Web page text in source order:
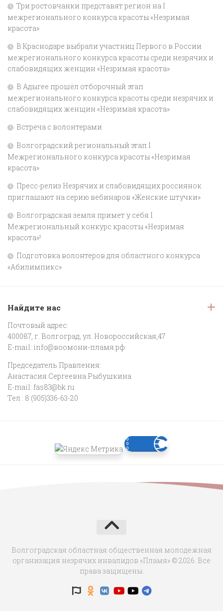
Три ростовчанки представят регион на I
межрегионального конкурса красоты «Незримая
красота»
В Краснодаре выбрали участниц Первого в России
межрегионального конкурса красоты среди незрячих и
слабовидящих женщин «Незримая красота»
В Адыгее прошёл отборочный этап
межрегионального конкурса красоты среди незрячих и
слабовидящих женщин «Незримая красота»
Встреча с волонтерами
Волгоградский региональный этап I
Межрегионального конкурса красоты «Незримая
красота»
Пресс-релиз Незрячих и слабовидящих россиянок
приглашают на серию вебинаров «Женские штучки»
Волгоградская земля примет у себя I
Межрегиональный конкурс красоты «Незримая
красота»!
Подготовка волонтеров для областного конкурса
«Абилимпикс»
Найдите нас
Почтовый адрес:
400087, г. Волгоград, ул. Новороссийская,47
E-mail: info@воомони-пламя.рф
Председатель Правления:
Анастасия Сергеевна Рыбушкина
E-mail: fas83@bk.ru
Тел : 8 (905)336-63-20
Волгоградская областная общественная молодежная
организация незрячих инвалидов «Пламя» © 2026. Все
права защищены.